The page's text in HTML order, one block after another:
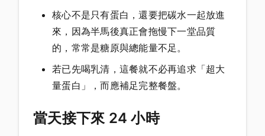
核心不是只有蛋白，還要把碳水一起放進
來，因為半馬後真正會拖慢下一堂品質
的，常常是糖原與總能量不足。
若已先喝乳清，這餐就不必再追求「超大
量蛋白」，而應補足完整餐盤。
當天接下來 24 小時